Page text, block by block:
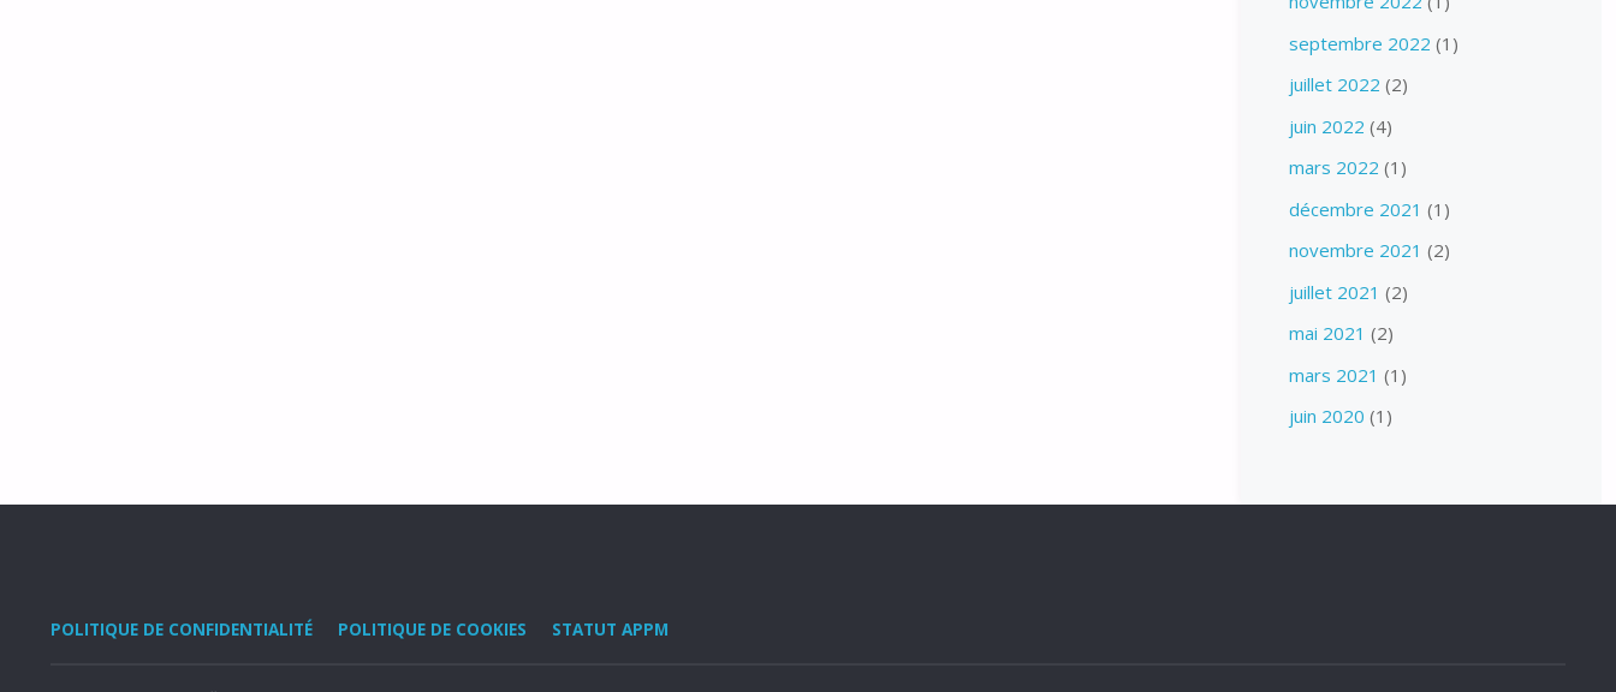
septembre 2022 (1)
juillet 2022 (2)
juin 2022 (4)
mars 2022 (1)
décembre 2021 (1)
novembre 2021 (2)
juillet 2021 (2)
mai 2021 (2)
mars 2021 (1)
juin 2020 (1)
POLITIQUE DE CONFIDENTIALITÉ POLITIQUE DE COOKIES STATUT APPM